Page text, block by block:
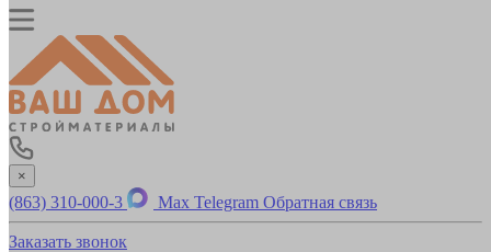
×
(863) 310-000-3 Max Telegram Обратная связь
Заказать звонок